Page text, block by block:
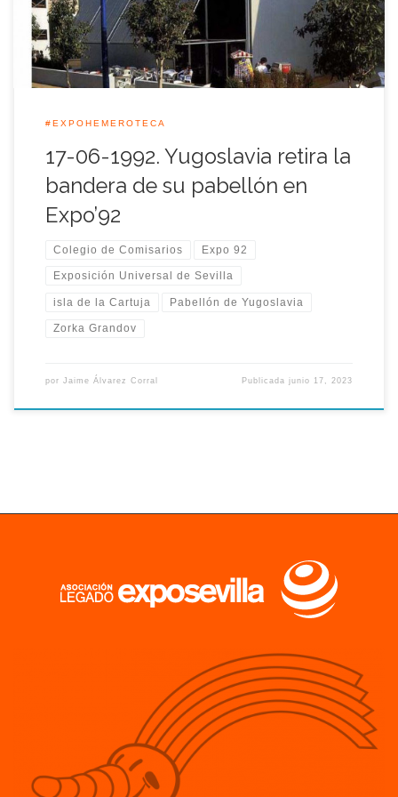
Paz […]
#EXPOHEMEROTECA
17-06-1992. Yugoslavia retira la
bandera de su pabellón en
Expo’92
Colegio de Comisarios Expo 92
Exposición Universal de Sevilla
isla de la Cartuja Pabellón de Yugoslavia
Zorka Grandov
por Jaime Álvarez Corral Publicadajunio 17, 2023